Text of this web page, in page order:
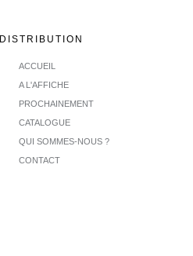
DISTRIBUTION
ACCUEIL
A L'AFFICHE
PROCHAINEMENT
CATALOGUE
QUI SOMMES-NOUS ?
CONTACT